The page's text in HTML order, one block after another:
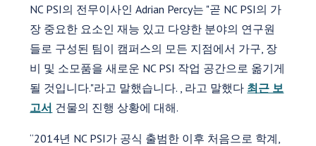
NC PSI의 전무이사인 Adrian Percy는 "곧 NC PSI의 가
장 중요한 요소인 재능 있고 다양한 분야의 연구원
들로 구성된 팀이 캠퍼스의 모든 지점에서 가구, 장
비 및 소모품을 새로운 NC PSI 작업 공간으로 옮기게
될 것입니다."라고 말했습니다. , 라고 말했다 최근 보
고서 건물의 진행 상황에 대해.
“2014년 NC PSI가 공식 출범한 이후 처음으로 학계,